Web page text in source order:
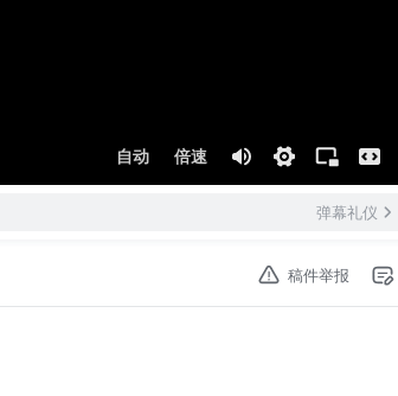
自动 倍速
弹幕礼仪
稿件举报